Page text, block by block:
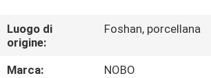
CHI
SIAMO
Luogo di
origine:
Foshan, porcellana
Marca:
NOBO